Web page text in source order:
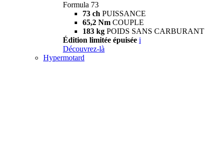
Formula 73
73 ch PUISSANCE
65,2 Nm COUPLE
183 kg POIDS SANS CARBURANT
Édition limitée épuisée i
Découvrez-là
Hypermotard